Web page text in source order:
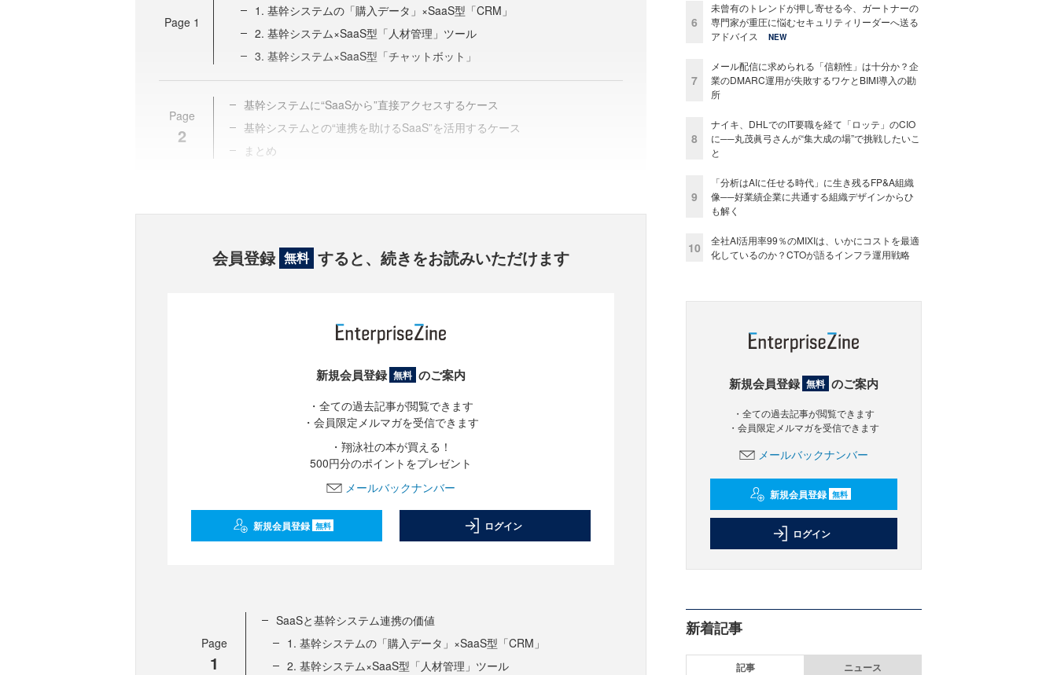
Page 1
1. 基幹システムの「購入データ」×SaaS型「CRM」
2. 基幹システム×SaaS型「人材管理」ツール
3. 基幹システム×SaaS型「チャットボット」
Page
2
基幹システムに“SaaSから”直接アクセスするケース
基幹システムとの“連携を助けるSaaS”を活用するケース
まとめ
会員登録 無料 すると、続きをお読みいただけます
新規会員登録 無料 のご案内
・全ての過去記事が閲覧できます
・会員限定メルマガを受信できます
・翔泳社の本が買える！
500円分のポイントをプレゼント
メールバックナンバー
新規会員登録 無料 ログイン
Page
1
SaaSと基幹システム連携の価値
1. 基幹システムの「購入データ」×SaaS型「CRM」
2. 基幹システム×SaaS型「人材管理」ツール
6
未曾有のトレンドが押し寄せる今、ガートナーの
専門家が重圧に悩むセキュリティリーダーへ送る
アドバイス
NEW
7
メール配信に求められる「信頼性」は十分か？企
業のDMARC運用が失敗するワケとBIMI導入の勘
所
8
ナイキ、DHLでのIT要職を経て「ロッテ」のCIO
に──丸茂眞弓さんが“集大成の場”で挑戦したいこ
と
9
「分析はAIに任せる時代」に生き残るFP&A組織
像──好業績企業に共通する組織デザインからひ
も解く
10
全社AI活用率99％のMIXIは、いかにコストを最適
化しているのか？CTOが語るインフラ運用戦略
新規会員登録 無料 のご案内
・全ての過去記事が閲覧できます
・会員限定メルマガを受信できます
メールバックナンバー
新規会員登録 無料
ログイン
新着記事
記事 ニュース